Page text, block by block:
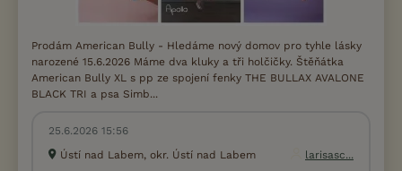
Prodám American Bully - Hledáme nový domov pro tyhle lásky
narozené 15.6.2026 Máme dva kluky a tři holčičky. Štěňátka
American Bully XL s pp ze spojení fenky THE BULLAX AVALONE
BLACK TRI a psa Simb...
25.6.2026 15:56
Ústí nad Labem, okr. Ústí nad Labem
larisasc...